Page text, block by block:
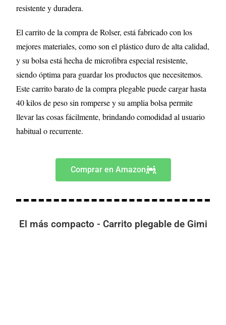
resistente y duradera.
El carrito de la compra de Rolser, está fabricado con los
mejores materiales, como son el plástico duro de alta calidad,
y su bolsa está hecha de microfibra especial resistente,
siendo óptima para guardar los productos que necesitemos.
Este carrito barato de la compra plegable puede cargar hasta
40 kilos de peso sin romperse y su amplia bolsa permite
llevar las cosas fácilmente, brindando comodidad al usuario
habitual o recurrente.
Comprar en Amazon
El más compacto - Carrito plegable de Gimi